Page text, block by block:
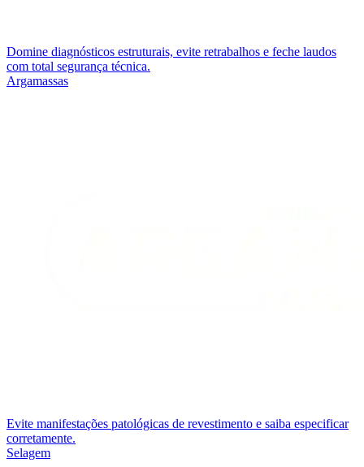
Domine diagnósticos estruturais, evite retrabalhos e feche laudos
com total segurança técnica.
Argamassas
Evite manifestações patológicas de revestimento e saiba especificar
corretamente.
Selagem